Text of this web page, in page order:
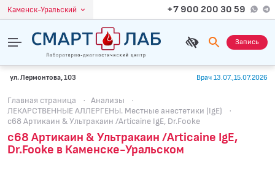
Каменск-Уральский +7 900 200 30 59
Запись
ул. Лермонтова, 103 Врач 13.07.,15.07.2026
Главная страница · Анализы
·
ЛЕКАРСТВЕННЫЕ АЛЛЕРГЕНЫ. Местные анестетики (IgE)
·
c68 Артикаин & Ультракаин /Articaine IgE, Dr.Fooke
c68 Артикаин & Ультракаин /Articaine IgE,
Dr.Fooke в Каменске-Уральском